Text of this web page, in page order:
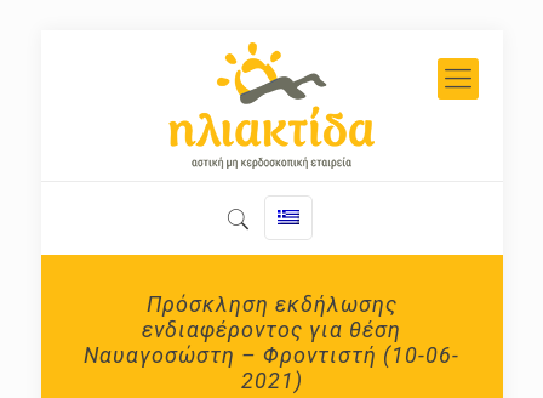
Πρόσκληση εκδήλωσης
ενδιαφέροντος για θέση
Ναυαγοσώστη – Φροντιστή (10-06-
2021)